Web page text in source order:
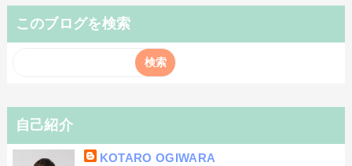
このブログを検索
自己紹介
KOTARO OGIWARA